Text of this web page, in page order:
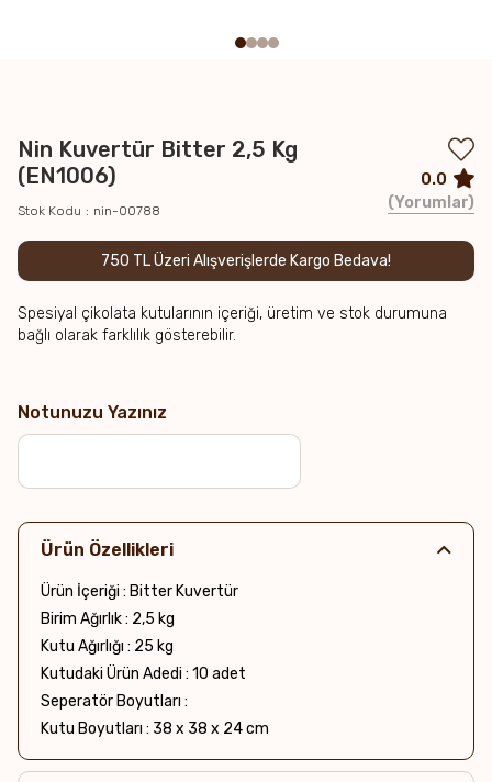
Nin Kuvertür Bitter 2,5 Kg
(EN1006)
Stok Kodu nin-00788
750 TL Üzeri Alışverişlerde Kargo Bedava!
Spesiyal çikolata kutularının içeriği, üretim ve stok durumuna
bağlı olarak farklılık gösterebilir.
0.0
Yorumlar
Notunuzu Yazınız
Ürün Özellikleri
Ürün İçeriği : Bitter Kuvertür
Birim Ağırlık : 2,5 kg
Kutu Ağırlığı : 25 kg
Kutudaki Ürün Adedi : 10 adet
Seperatör Boyutları :
Kutu Boyutları : 38 x 38 x 24 cm